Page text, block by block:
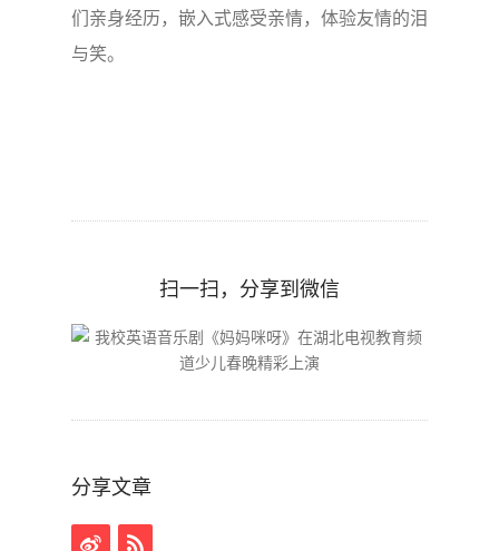
们亲身经历，嵌入式感受亲情，体验友情的泪
与笑。
扫一扫，分享到微信
分享文章